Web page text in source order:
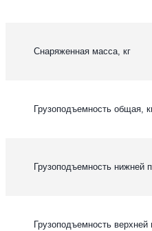
Снаряженная масса, кг
Грузоподъемность общая,
Грузоподъемность нижней
Грузоподъемность